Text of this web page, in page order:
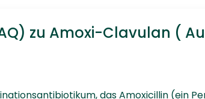
zu Amoxi-Clavulan (
das Amoxicillin (ein